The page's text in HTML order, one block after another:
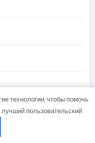
технологии, чтобы помочь
лучший пользовательский